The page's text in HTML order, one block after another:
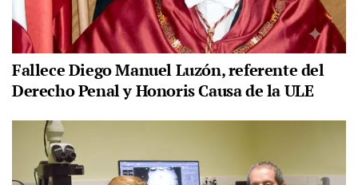
Fallece Diego Manuel Luzón, referente del
Derecho Penal y Honoris Causa de la ULE